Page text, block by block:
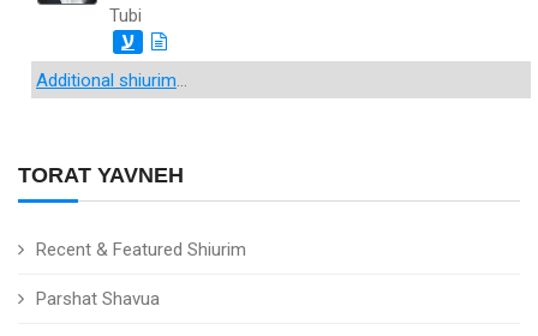
TORAT YAVNEH
Recent & Featured Shiurim
Parshat Shavua
Tubi
ע
Additional shiurim...